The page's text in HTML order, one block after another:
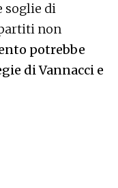
soglie di
non
potrebbe
di Vannacci e